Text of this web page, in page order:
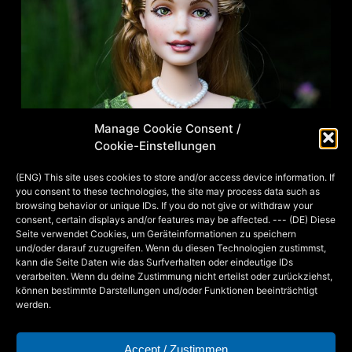
Manage Cookie Consent /
Cookie-Einstellungen
(ENG) This site uses cookies to store and/or access device information. If
you consent to these technologies, the site may process data such as
browsing behavior or unique IDs. If you do not give or withdraw your
consent, certain displays and/or features may be affected. --- (DE) Diese
Seite verwendet Cookies, um Geräteinformationen zu speichern
und/oder darauf zuzugreifen. Wenn du diesen Technologien zustimmst,
kann die Seite Daten wie das Surfverhalten oder eindeutige IDs
verarbeiten. Wenn du deine Zustimmung nicht erteilst oder zurückziehst,
können bestimmte Darstellungen und/oder Funktionen beeinträchtigt
werden.
Accept / Zustimmen
Erde/Sommer komplett